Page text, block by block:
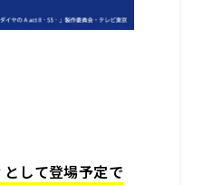
して登場予定で